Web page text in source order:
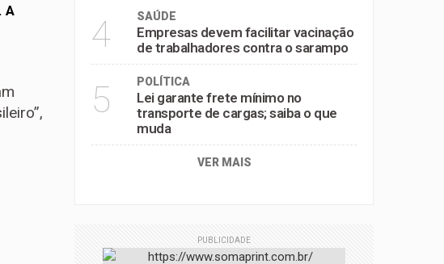
A
4 SAÚDE
Empresas devem facilitar vacinação
de trabalhadores contra o sarampo
5 POLÍTICA
Lei garante frete mínimo no
transporte de cargas; saiba o que
muda
VER MAIS
PUBLICIDADE